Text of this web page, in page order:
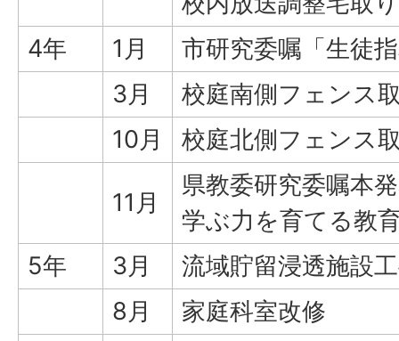
4年
1月
市研究委嘱「生徒
3月
校庭南側フェンス
10月
校庭北側フェンス
11月
県教委研究委嘱本
学ぶ力を育てる教
5年
3月
流域貯留浸透施設
8月
家庭科室改修